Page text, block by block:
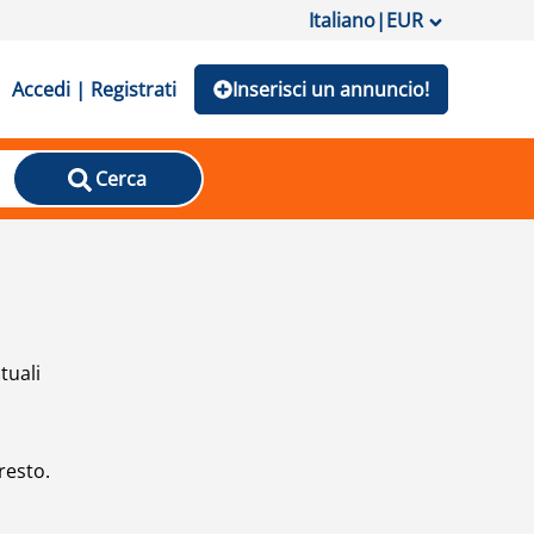
Italiano|EUR
Accedi | Registrati Inserisci un annuncio!
Cerca